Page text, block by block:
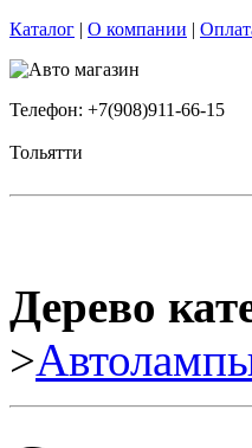
Каталог | О компании |
Телефон: +7(908)911-66-15
Тольятти
Дерево
>